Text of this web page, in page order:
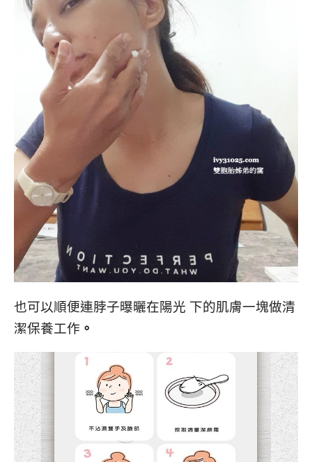
也可以順便連脖子曝曬在陽光 下的肌膚一塊做清
潔保養工作 。